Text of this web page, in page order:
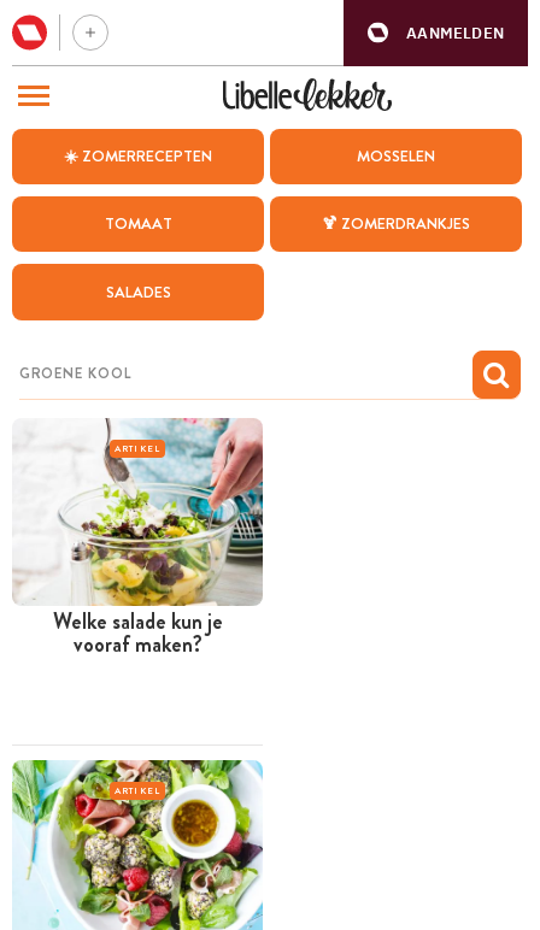
AANMELDEN
☀️ ZOMERRECEPTEN MOSSELEN
TOMAAT 🍹 ZOMERDRANKJES
SALADES
ARTIKEL
Welke salade kun je
vooraf maken?
ARTIKEL
BEZOEK ONZE ANDERE WEBSITES
WEEKMENU
CHAT MET MAIA
MIJN BEWAARDE RECEPTEN